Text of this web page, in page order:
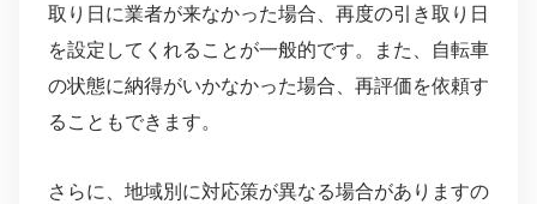
取り日に業者が来なかった場合、再度の引き取り日
を設定してくれることが一般的です。また、自転車
の状態に納得がいかなかった場合、再評価を依頼す
ることもできます。
さらに、地域別に対応策が異なる場合がありますの